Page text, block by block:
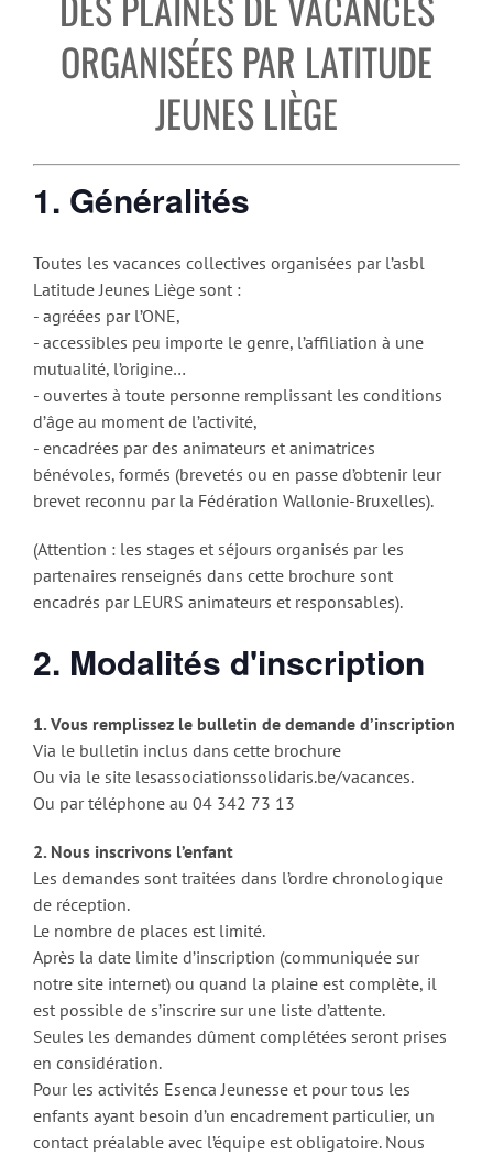
ORGANISÉES PAR LATITUDE
JEUNES LIÈGE
1. Généralités
Toutes les vacances collectives organisées par l’asbl
Latitude Jeunes Liège sont :
- agréées par l’ONE,
- accessibles peu importe le genre, l’affiliation à une
mutualité, l’origine…
- ouvertes à toute personne remplissant les conditions
d’âge au moment de l’activité,
- encadrées par des animateurs et animatrices
bénévoles, formés (brevetés ou en passe d’obtenir leur
brevet reconnu par la Fédération Wallonie-Bruxelles).
(Attention : les stages et séjours organisés par les
partenaires renseignés dans cette brochure sont
encadrés par LEURS animateurs et responsables).
2. Modalités d'inscription
1. Vous remplissez le bulletin de demande d’inscription
Via le bulletin inclus dans cette brochure
Ou via le site lesassociationssolidaris.be/vacances.
Ou par téléphone au 04 342 73 13
2. Nous inscrivons l’enfant
Les demandes sont traitées dans l’ordre chronologique
de réception.
Le nombre de places est limité.
Après la date limite d’inscription (communiquée sur
notre site internet) ou quand la plaine est complète, il
est possible de s’inscrire sur une liste d’attente.
Seules les demandes dûment complétées seront prises
en considération.
Pour les activités Esenca Jeunesse et pour tous les
enfants ayant besoin d’un encadrement particulier, un
contact préalable avec l’équipe est obligatoire. Nous